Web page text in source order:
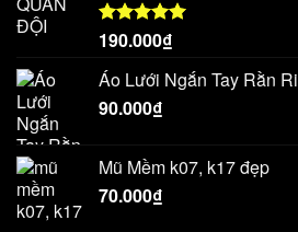
Được xếp
5.00
5 sao
190.000₫
Áo Lưới Ngắn Tay Rằn Ri
90.000₫
Mũ Mềm k07, k17 đẹp
70.000₫